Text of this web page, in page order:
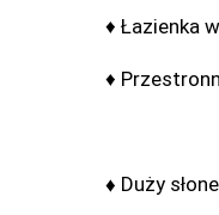
♦ Łazienka
♦
♦ Duży